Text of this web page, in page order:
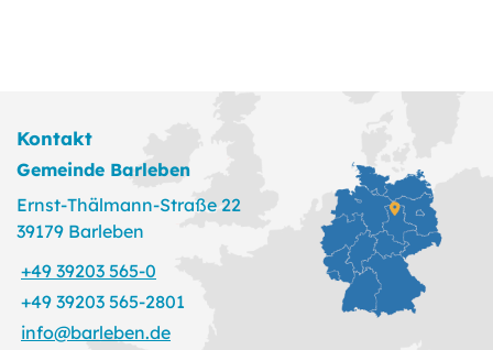
Kontakt
Gemeinde Barleben
Ernst-Thälmann-Straße 22
39179 Barleben
+49 39203 565-0
+49 39203 565-2801
info@barleben.de